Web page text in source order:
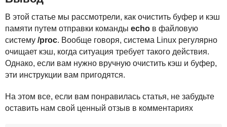
В этой статье мы рассмотрели, как очистить буфер и кэш
памяти путем отправки команды echo в файловую
систему /proc. Вообще говоря, система Linux регулярно
очищает кэш, когда ситуация требует такого действия.
Однако, если вам нужно вручную очистить кэш и буфер,
эти инструкции вам пригодятся.
На этом все, если вам понравилась статья, не забудьте
оставить нам свой ценный отзыв в комментариях